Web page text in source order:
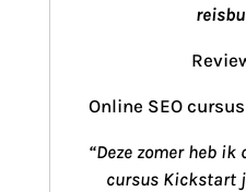
Online SEO
“Deze zomer heb ik
cursus Kickstart